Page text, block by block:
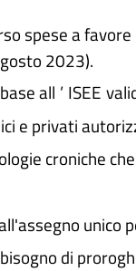
spese a
2023).
all ’ ISEE
e privati
croniche
unico
di